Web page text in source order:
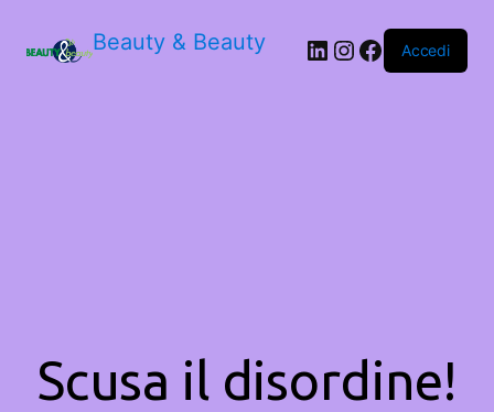
Beauty & Beauty LinkedIn
Instagram
Facebook
Accedi
Scusa il disordine!